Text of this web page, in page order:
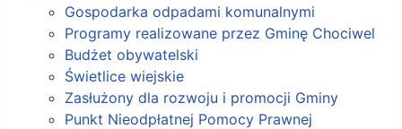
Gospodarka odpadami komunalnymi
Programy realizowane przez Gminę Chociwel
Budżet obywatelski
Świetlice wiejskie
Zasłużony dla rozwoju i promocji Gminy
Punkt Nieodpłatnej Pomocy Prawnej